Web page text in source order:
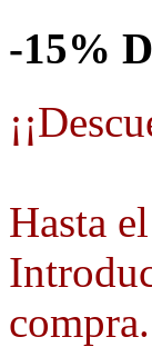
-15%
Hasta
compra.